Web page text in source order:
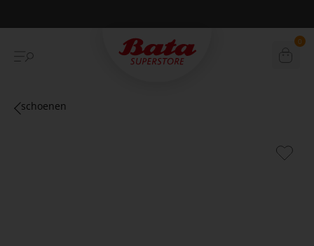
Betaal achteraf met Klarna 0
schoenen